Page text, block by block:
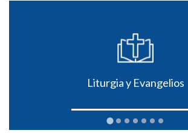
Liturgia y Evangelios